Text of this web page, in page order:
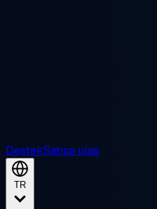
DestekSatışa ulaş
TR